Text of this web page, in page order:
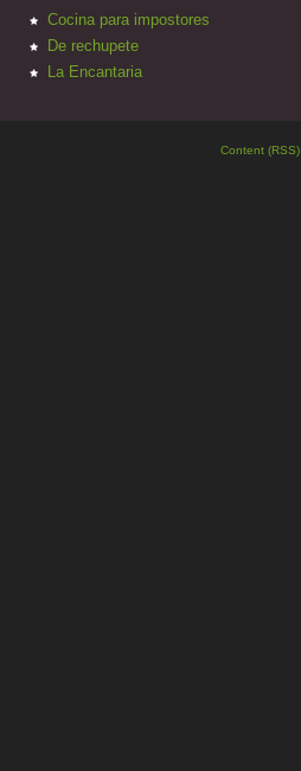
Cocina para impostores
De rechupete
La Encantaria
Content (RSS)